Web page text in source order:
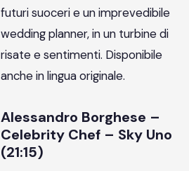
futuri suoceri e un imprevedibile
wedding planner, in un turbine di
risate e sentimenti. Disponibile
anche in lingua originale.
Alessandro Borghese –
Celebrity Chef – Sky Uno
(21:15)